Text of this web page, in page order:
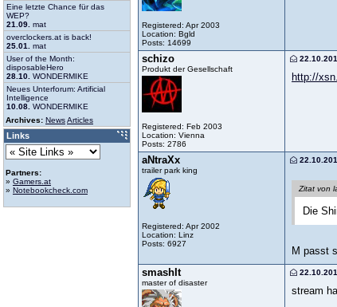
Registered: Apr 2003
Location: Bgld
Posts: 14699
schizo
Produkt der Gesellschaft
Registered: Feb 2003
Location: Vienna
Posts: 2786
http://
aNtraXx
trailer park king
Registered: Apr 2002
Location: Linz
Posts: 6927
Zitat von
Die
M passt
smashIt
master of disaster
stream
Eine letzte Chance für das
WEP?
21.09. mat
overclockers.at is back!
25.01.
mat
User of the Month:
disposableHero
28.10. WONDERMIKE
Neues Unterforum: Artificial
Intelligence
10.08. WONDERMIKE
Archives: NewsArticles
Links
Partners:
» Gamers.at
» Notebookcheck.com